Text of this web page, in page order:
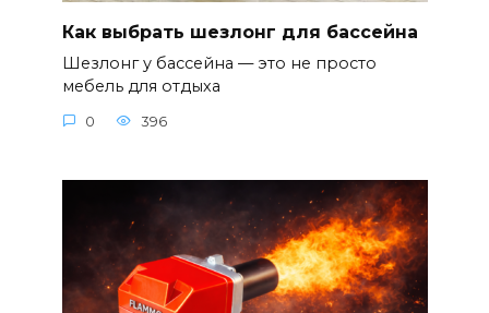
Как выбрать шезлонг для бассейна
Шезлонг у бассейна — это не просто
мебель для отдыха
0 396